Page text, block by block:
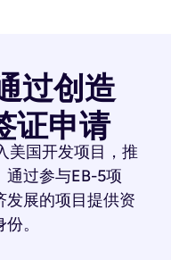
过创造
证申请
美国开发项目，推
通过参与EB-5项
发展的项目提供资
。